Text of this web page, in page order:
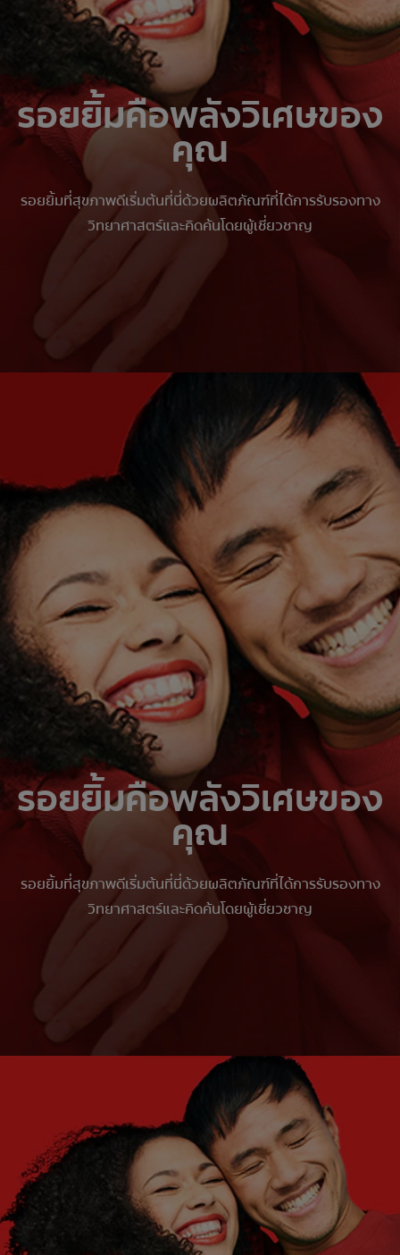
รอยยิ้มคือพลังวิเศษของ
คุณ
รอยยิ้มที่สุขภาพดีเริ่มต้นที่นี่ด้วยผลิตภัณฑ์ที่ได้การรับรองทาง
วิทยาศาสตร์และคิดค้นโดยผู้เชี่ยวชาญ
รอยยิ้มคือพลังวิเศษของ
คุณ
รอยยิ้มที่สุขภาพดีเริ่มต้นที่นี่ด้วยผลิตภัณฑ์ที่ได้การรับรองทาง
วิทยาศาสตร์และคิดค้นโดยผู้เชี่ยวชาญ